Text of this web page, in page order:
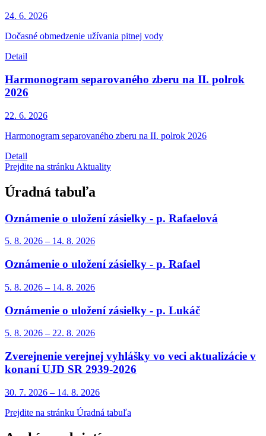
24. 6. 2026
Dočasné obmedzenie užívania pitnej vody
Detail
Harmonogram separovaného zberu na II. polrok
2026
22. 6. 2026
Harmonogram separovaného zberu na II. polrok 2026
Detail
Prejdite na stránku Aktuality
Úradná tabuľa
Oznámenie o uložení zásielky - p. Rafaelová
5. 8. 2026 – 14. 8. 2026
Oznámenie o uložení zásielky - p. Rafael
5. 8. 2026 – 14. 8. 2026
Oznámenie o uložení zásielky - p. Lukáč
5. 8. 2026 – 22. 8. 2026
Zverejnenie verejnej vyhlášky vo veci aktualizácie v
konaní UJD SR 2939-2026
30. 7. 2026 – 14. 8. 2026
Prejdite na stránku Úradná tabuľa